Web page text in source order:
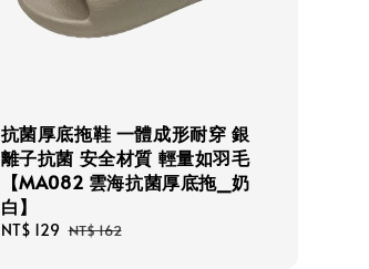
抗菌厚底拖鞋 一體成形耐穿 銀
離子抗菌 安全材質 輕量如羽毛
【MA082 雲海抗菌厚底拖_奶
白】
Sale
NT$ 129 Regular
NT$ 162